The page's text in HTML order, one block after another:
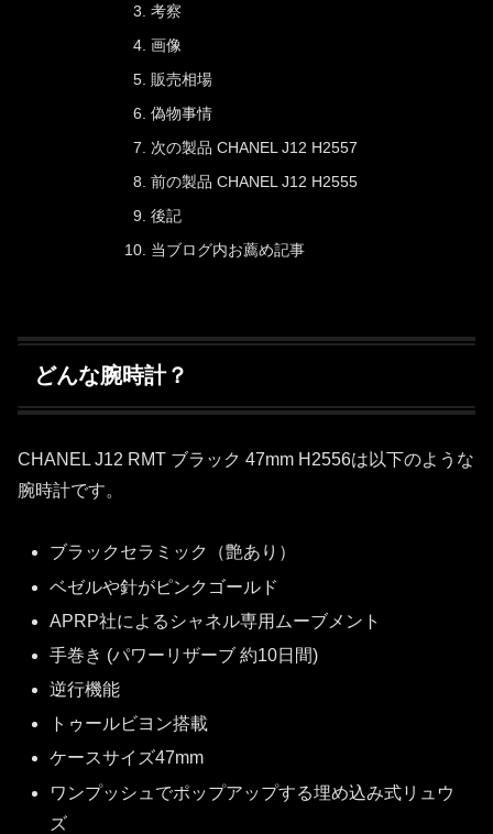
考察
画像
販売相場
偽物事情
次の製品 CHANEL J12 H2557
前の製品 CHANEL J12 H2555
後記
当ブログ内お薦め記事
どんな腕時計？
CHANEL J12 RMT ブラック 47mm H2556は以下のような
腕時計です。
ブラックセラミック（艶あり）
ベゼルや針がピンクゴールド
APRP社によるシャネル専用ムーブメント
手巻き (パワーリザーブ 約10日間)
逆行機能
トゥールビヨン搭載
ケースサイズ47mm
ワンプッシュでポップアップする埋め込み式リュウ
ズ